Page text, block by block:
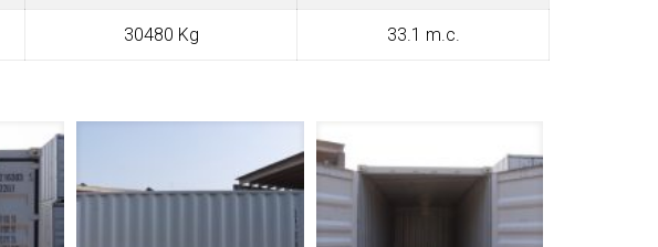
30480 Kg 33.1 m.c.